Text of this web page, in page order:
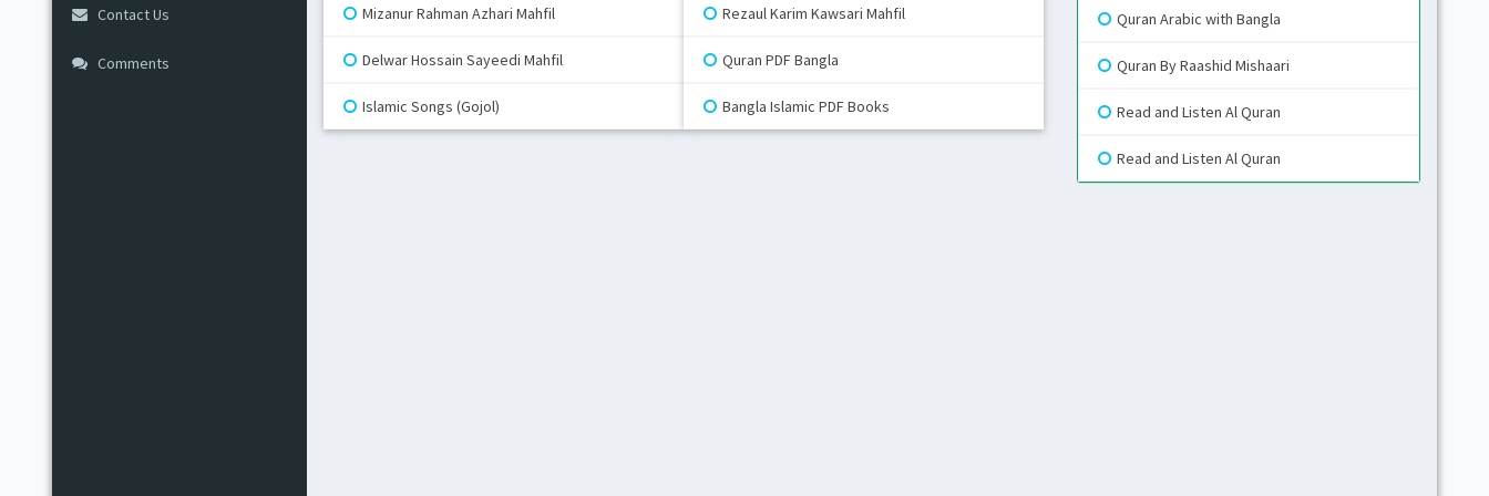
Contact Us
Comments
Mizanur Rahman Azhari Mahfil
Delwar Hossain Sayeedi Mahfil
Islamic Songs (Gojol)
Rezaul Karim Kawsari Mahfil
Quran PDF Bangla
Bangla Islamic PDF Books
Quran Arabic with Bangla
Quran By Raashid Mishaari
Read and Listen Al Quran
Read and Listen Al Quran